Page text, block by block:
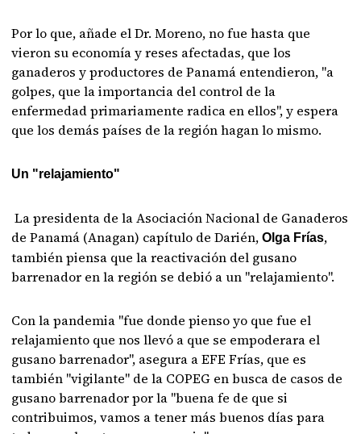
Por lo que, añade el Dr. Moreno, no fue hasta que
vieron su economía y reses afectadas, que los
ganaderos y productores de Panamá entendieron, "a
golpes, que la importancia del control de la
enfermedad primariamente radica en ellos", y espera
que los demás países de la región hagan lo mismo.
Un "relajamiento"
La presidenta de la Asociación Nacional de Ganaderos
de Panamá (Anagan) capítulo de Darién,Olga Frías,
también piensa que la reactivación del gusano
barrenador en la región se debió a un "relajamiento".
Con la pandemia "fue donde pienso yo que fue el
relajamiento que nos llevó a que se empoderara el
gusano barrenador", asegura a EFE Frías, que es
también "vigilante" de la COPEG en busca de casos de
gusano barrenador por la "buena fe de que si
contribuimos, vamos a tener más buenos días para